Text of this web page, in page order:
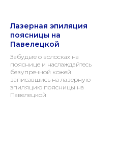
Лазерная эпиляция
поясницы на
Павелецкой
Забудьте о волосках на
пояснице и наслаждайтесь
безупречной кожей
записавшись на лазерную
эпиляцию поясницы на
Павелецкой